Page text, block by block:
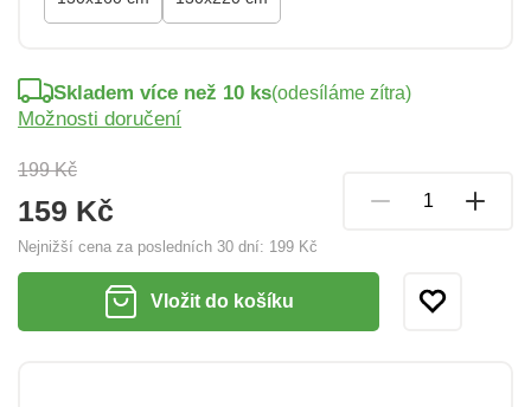
199 Kč
159 Kč
Nejnižší cena za posledních 30 dní: 199 Kč
Skladem více než 10 ks(odesíláme zítra)
Možnosti doručení
Vložit do košíku